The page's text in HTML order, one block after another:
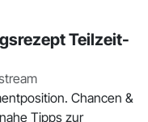
Teilzeit-
Chancen &
Tipps zur